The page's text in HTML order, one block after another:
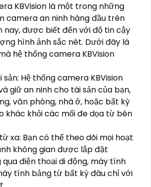
KBVision là một trong những
camera an ninh hàng đầu trên
nay, được biết đến với độ tin cậy
hình ảnh sắc nét. Dưới đây là
hệ thống camera KBVision
sản: Hệ thống camera KBVision
giữ an ninh cho tài sản của bạn,
văn phòng, nhà ở, hoặc bất kỳ
khác khỏi các mối đe dọa từ bên
xa: Bạn có thể theo dõi mọi hoạt
không gian được lắp đặt
điện thoại di động, máy tính
tính bảng từ bất kỳ đâu chỉ với